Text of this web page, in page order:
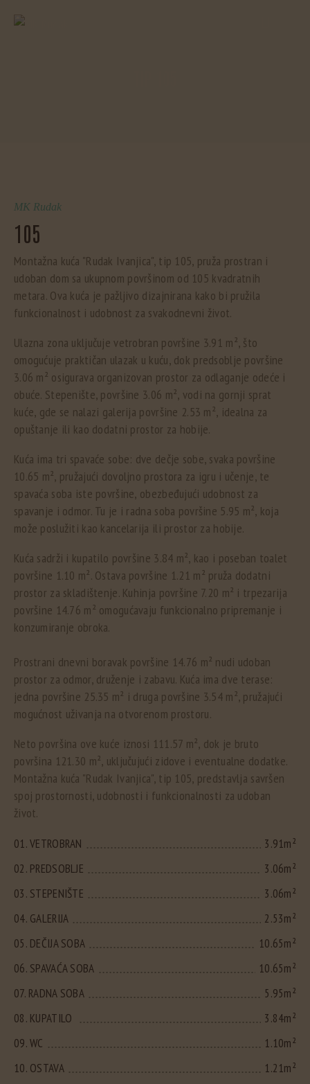
MK Rudak
105
Montažna kuća "Rudak Ivanjica", tip 105, pruža prostran i
udoban dom sa ukupnom površinom od 105 kvadratnih
metara. Ova kuća je pažljivo dizajnirana kako bi pružila
funkcionalnost i udobnost za svakodnevni život.
Ulazna zona uključuje vetrobran površine 3.91 m², što
omogućuje praktičan ulazak u kuću, dok predsoblje površine
3.06 m² osigurava organizovan prostor za odlaganje odeće i
obuće. Stepenište, površine 3.06 m², vodi na gornji sprat
kuće, gde se nalazi galerija površine 2.53 m², idealna za
opuštanje ili kao dodatni prostor za hobije.
Kuća ima tri spavaće sobe: dve dečje sobe, svaka površine
10.65 m², pružajući dovoljno prostora za igru i učenje, te
spavaća soba iste površine, obezbeđujući udobnost za
spavanje i odmor. Tu je i radna soba površine 5.95 m², koja
može poslužiti kao kancelarija ili prostor za hobije.
Kuća sadrži i kupatilo površine 3.84 m², kao i poseban toalet
površine 1.10 m². Ostava površine 1.21 m² pruža dodatni
prostor za skladištenje. Kuhinja površine 7.20 m² i trpezarija
površine 14.76 m² omogućavaju funkcionalno pripremanje i
konzumiranje obroka.
Prostrani dnevni boravak površine 14.76 m² nudi udoban
prostor za odmor, druženje i zabavu. Kuća ima dve terase:
jedna površine 25.35 m² i druga površine 3.54 m², pružajući
mogućnost uživanja na otvorenom prostoru.
Neto površina ove kuće iznosi 111.57 m², dok je bruto
površina 121.30 m², uključujući zidove i eventualne dodatke.
Montažna kuća "Rudak Ivanjica", tip 105, predstavlja savršen
spoj prostornosti, udobnosti i funkcionalnosti za udoban
život.
01. VETROBRAN
3.91m²
02. PREDSOBLJE
3.06m²
03. STEPENIŠTE
3.06m²
04. GALERIJA
2.53m²
05. DEČIJA SOBA
10.65m²
06. SPAVAĆA SOBA
10.65m²
07. RADNA SOBA
5.95m²
08. KUPATILO
3.84m²
09. WC
1.10m²
10. OSTAVA
1.21m²